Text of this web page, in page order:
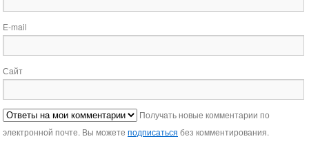
E-mail
Сайт
Получать новые комментарии по
электронной почте. Вы можете подписаться без комментирования.